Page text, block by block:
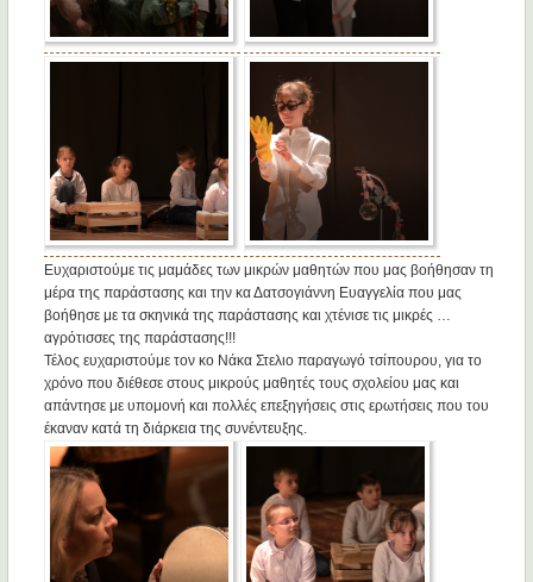
Ευχαριστούμε τις μαμάδες των μικρών μαθητών που μας βοήθησαν τη
μέρα της παράστασης και την κα Δατσογιάννη Ευαγγελία που μας
βοήθησε με τα σκηνικά της παράστασης και χτένισε τις μικρές …
αγρότισσες της παράστασης!!!
Τέλος ευχαριστούμε τον κο Νάκα Στελιο παραγωγό τσίπουρου, για το
χρόνο που διέθεσε στους μικρούς μαθητές τους σχολείου μας και
απάντησε με υπομονή και πολλές επεξηγήσεις στις ερωτήσεις που του
έκαναν κατά τη διάρκεια της συνέντευξης.